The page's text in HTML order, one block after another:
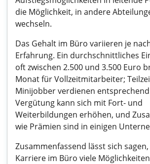
die Möglichkeit, in andere
wechseln.
Das Gehalt im Büro variieren je
Erfahrung. Ein durchschnittliches
oft zwischen 2.500 und 3.500 Euro
Monat für Vollzeitmitarbeiter;
Minijobber verdienen
Vergütung kann sich mit Fort- und
Weiterbildungen erhöhen, und
wie Prämien sind in einigen
Zusammenfassend lässt sich
Karriere im Büro viele